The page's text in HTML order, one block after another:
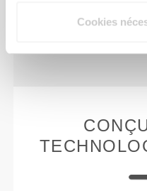
Cookies
Une technologie de